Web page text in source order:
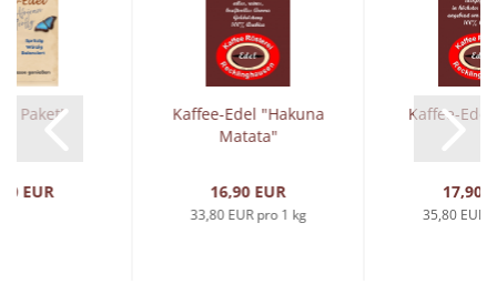
Paket"
EUR
Kaffee-Edel "Hakuna
Matata"
16,90 EUR
33,80 EUR pro 1 kg
Kaffee-
17,90
35,80 EUR